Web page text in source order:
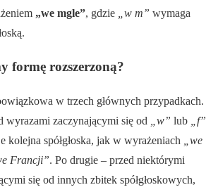
„we mgle”, gdzie „w m” wymaga
formę rozszerzoną?
w trzech głównych przypadkach.
wyrazami zaczynającymi się od
„w” lub
„f”
kolejna spółgłoska, jak w wyrażeniach
„we
Francji”. Po drugie – przed niektórymi
się od innych zbitek spółgłoskowych,